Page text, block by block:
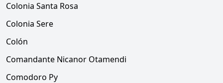
Colonia Santa Rosa
Colonia Sere
Colón
Comandante Nicanor Otamendi
Comodoro Py